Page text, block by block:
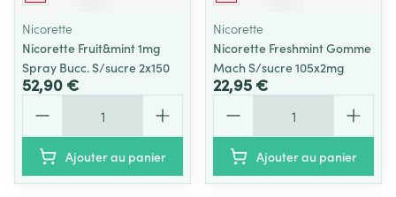
Nicorette
Nicorette Fruit&mint 1mg
Spray Bucc. S/sucre 2x150
52,90 €
Ajouter au panier
Nicorette
Nicorette Freshmint Gomme
Mach S/sucre 105x2mg
22,95 €
Ajouter au panier